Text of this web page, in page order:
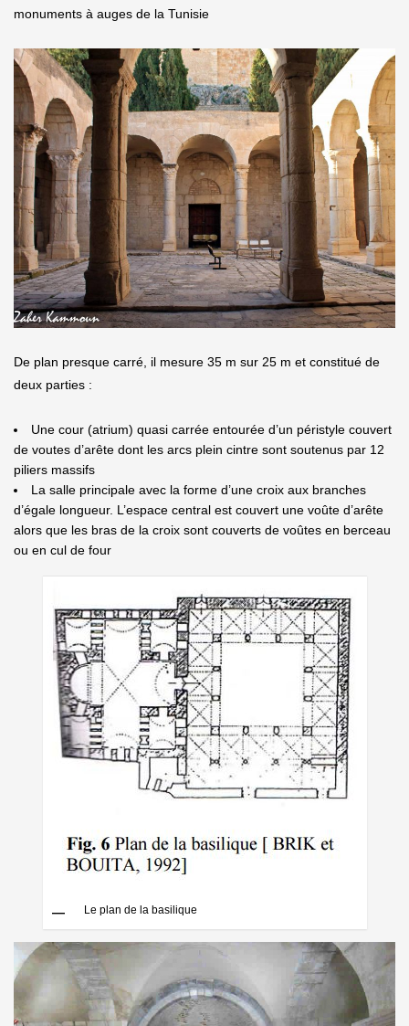
monuments à auges de la Tunisie
De plan presque carré, il mesure 35 m sur 25 m et constitué de
deux parties :
Une cour (atrium) quasi carrée entourée d’un péristyle couvert
de voutes d’arête dont les arcs plein cintre sont soutenus par 12
piliers massifs
La salle principale avec la forme d’une croix aux branches
d’égale longueur. L’espace central est couvert une voûte d’arête
alors que les bras de la croix sont couverts de voûtes en berceau
ou en cul de four
Le plan de la basilique